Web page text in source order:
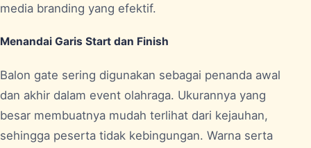
media branding yang efektif.
Menandai Garis Start dan Finish
Balon gate sering digunakan sebagai penanda awal
dan akhir dalam event olahraga. Ukurannya yang
besar membuatnya mudah terlihat dari kejauhan,
sehingga peserta tidak kebingungan. Warna serta